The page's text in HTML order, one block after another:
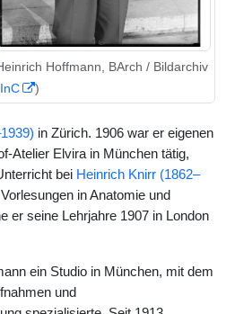
Hoffmann, BArch / Bildarchiv
InC )
in Zürich. 1906 war er eigenen
Atelier Elvira in München tätig,
bei Heinrich Knirr (1862–
in Anatomie und
er seine Lehrjahre 1907 in London
ein Studio in München, mit dem
und